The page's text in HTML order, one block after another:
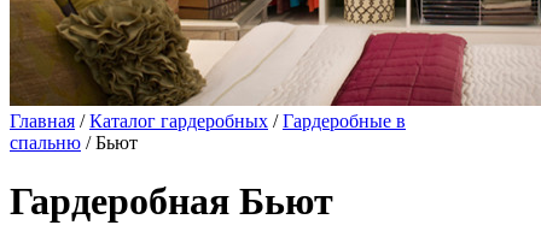
Главная /Каталог гардеробных /Гардеробные в
спальню / Бьют
Гардеробная Бьют